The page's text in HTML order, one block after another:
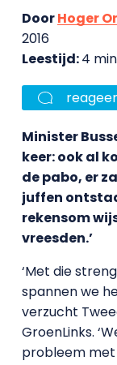
DoorHoger
2016
Leestijd:4
reageer
Minister
keer: ook al
de pabo, er
juffen
rekensom
vreesden.’
‘Met die
spannen we
verzucht
GroenLinks.
probleem met